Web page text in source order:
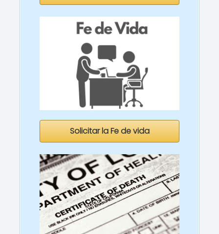
Solicitar la Fe de vida